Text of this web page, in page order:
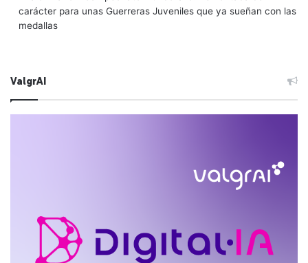
carácter para unas Guerreras Juveniles que ya sueñan con las
medallas
ValgrAI